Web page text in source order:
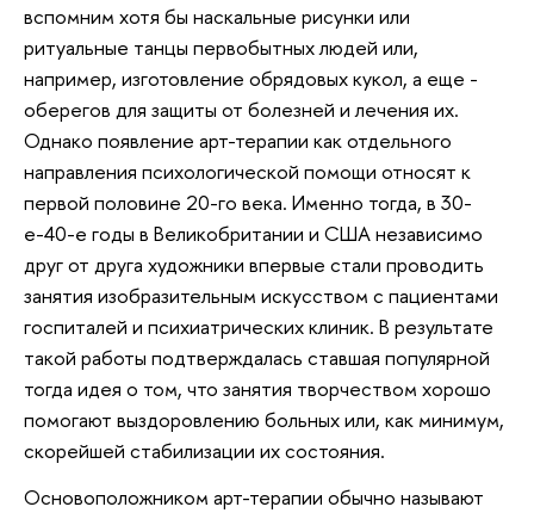
вспомним хотя бы наскальные рисунки или
ритуальные танцы первобытных людей или,
например, изготовление обрядовых кукол, а еще -
оберегов для защиты от болезней и лечения их.
Однако появление арт-терапии как отдельного
направления психологической помощи относят к
первой половине 20-го века. Именно тогда, в 30-
е-40-е годы в Великобритании и США независимо
друг от друга художники впервые стали проводить
занятия изобразительным искусством с пациентами
госпиталей и психиатрических клиник. В результате
такой работы подтверждалась ставшая популярной
тогда идея о том, что занятия творчеством хорошо
помогают выздоровлению больных или, как минимум,
скорейшей стабилизации их состояния.
Основоположником арт-терапии обычно называют